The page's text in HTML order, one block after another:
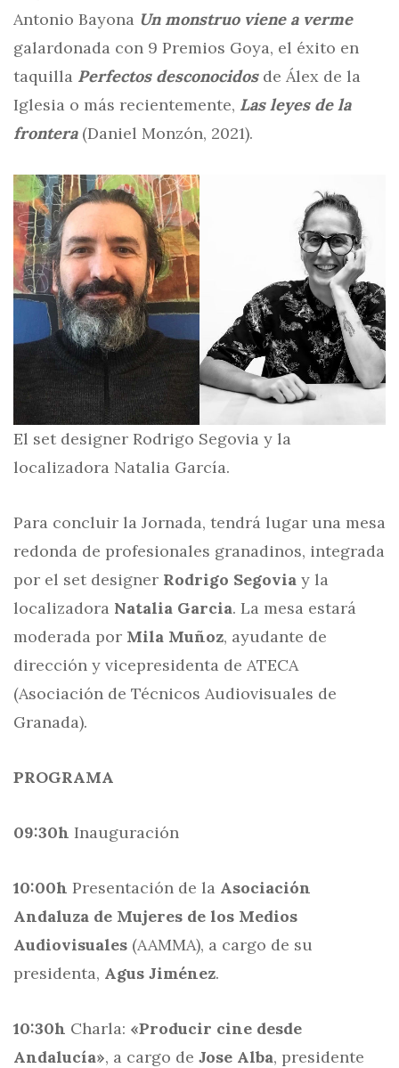
Antonio Bayona Un monstruo viene a verme
galardonada con 9 Premios Goya, el éxito en
taquilla Perfectos desconocidosde Álex de la
Iglesia o más recientemente, Las leyes de la
frontera(Daniel Monzón, 2021).
El set designer Rodrigo Segovia y la
localizadora Natalia García.
Para concluir la Jornada, tendrá lugar una mesa
redonda de profesionales granadinos, integrada
por el set designer Rodrigo Segovia y la
localizadora Natalia Garcia. La mesa estará
moderada por Mila Muñoz, ayudante de
dirección y vicepresidenta de ATECA
(Asociación de Técnicos Audiovisuales de
Granada).
PROGRAMA
09:30h Inauguración
10:00h Presentación de la Asociación
Andaluza de Mujeres de los Medios
Audiovisuales (AAMMA), a cargo de su
presidenta, Agus Jiménez.
10:30h Charla: «Producir cine desde
Andalucía», a cargo de Jose Alba, presidente